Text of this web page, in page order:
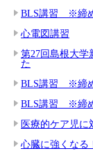
BLS講習 ※締
心電図講習
第27回島根大
た
BLS講習 ※締
BLS講習 ※締
医療的ケア児に
心臓に強くなる